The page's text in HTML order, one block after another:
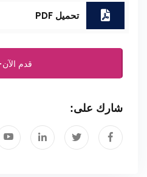
تحميل PDF
قدم الآن
شارك على: